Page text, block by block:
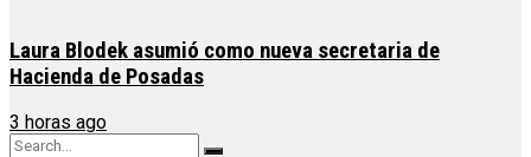
Laura Blodek asumió como nueva secretaria de
Hacienda de Posadas
3 horas ago